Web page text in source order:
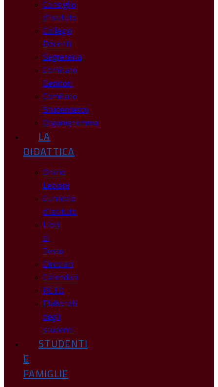
Consiglio
d’Istituto
Collegio
Docenti
Segreteria
Comitato
Genitori
Comitato
Studentesco
Organigramma
LA
DIDATTICA
Orario
Lezioni
Curricolo
d’Istituto
Libri
di
Testo
Circolari
Calendari
PCTO
Elaborati
degli
studenti
STUDENTI
E
FAMIGLIE